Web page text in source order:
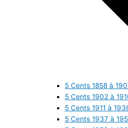
5 Cents 1858 à
5 Cents 1902 à
5 Cents 1911 à
5 Cents 1937 à